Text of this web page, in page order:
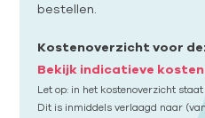
bestellen.
Kostenoverzicht voor
Bekijk indicatieve kosten
Let op: in het kostenoverzicht
Dit is inmiddels verlaagd naar